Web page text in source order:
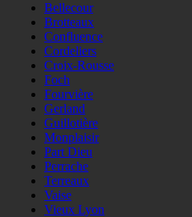
Bellecour
Brotteaux
Confluence
Cordeliers
Croix-Rousse
Foch
Fourvière
Gerland
Guillotière
Monplaisir
Part Dieu
Perrache
Terreaux
Vaise
Vieux Lyon